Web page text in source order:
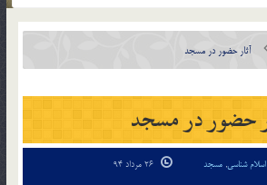
آثار حضور در مسجد
حضور در مسجد
اسلام شناسی, مسجد